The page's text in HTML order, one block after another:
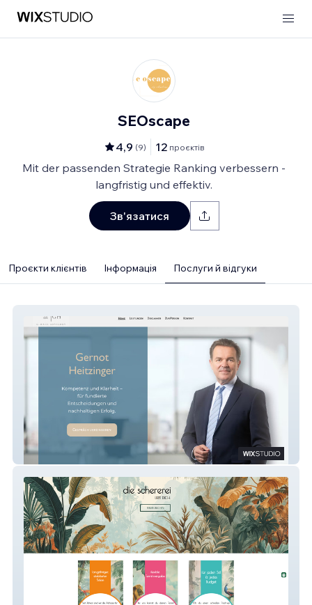
SEOscape
4,9 (9) 12 проєктів
Mit der passenden Strategie Ranking verbessern -
langfristig und effektiv.
Зв'язатися
Проєкти клієнтів Інформація Послуги й відгуки
Gernot Heitzinger